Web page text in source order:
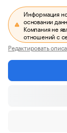
Информация
основании
Компания не
отношений с
Редактировать